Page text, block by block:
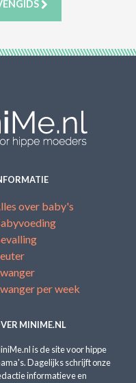
over baby's
per week
MINIME.NL
is de site voor hippe
Dagelijks schrijft onze
informatieve en